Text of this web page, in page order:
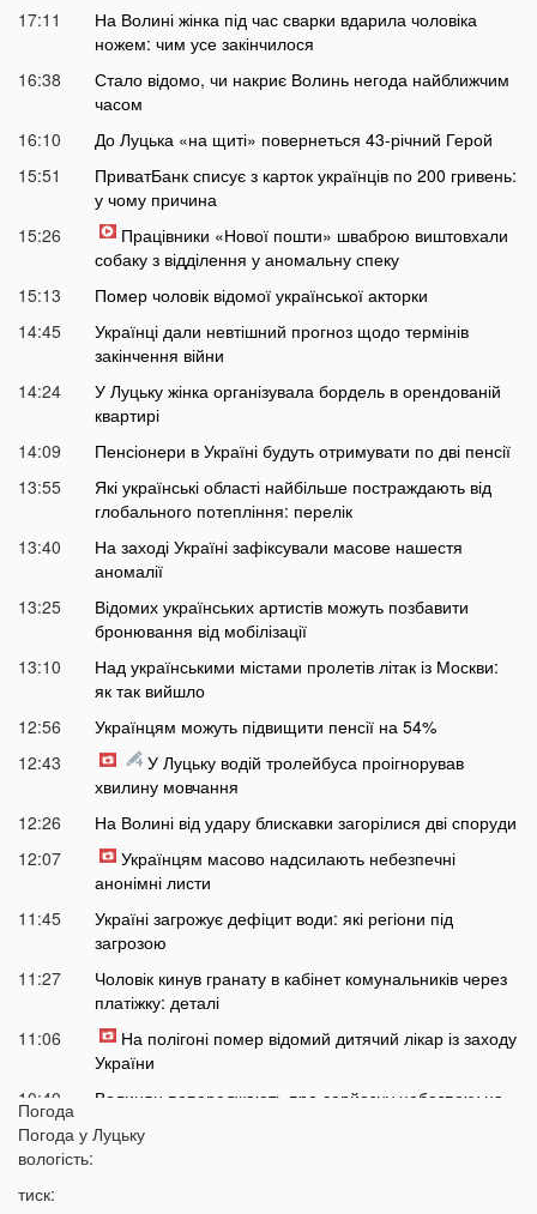
17:11
На Волині жінка під час сварки вдарила чоловіка
ножем: чим усе закінчилося
16:38
Стало відомо, чи накриє Волинь негода найближчим
часом
16:10
До Луцька «на щиті» повернеться 43-річний Герой
15:51
ПриватБанк списує з карток українців по 200 гривень:
у чому причина
15:26
Працівники «Нової пошти» шваброю виштовхали
собаку з відділення у аномальну спеку
15:13
Помер чоловік відомої української акторки
14:45
Українці дали невтішний прогноз щодо термінів
закінчення війни
14:24
У Луцьку жінка організувала бордель в орендованій
квартирі
14:09
Пенсіонери в Україні будуть отримувати по дві пенсії
13:55
Які українські області найбільше постраждають від
глобального потепління: перелік
13:40
На заході Україні зафіксували масове нашестя
аномалії
13:25
Відомих українських артистів можуть позбавити
бронювання від мобілізації
13:10
Над українськими містами пролетів літак із Москви:
як так вийшло
12:56
Українцям можуть підвищити пенсії на 54%
12:43
У Луцьку водій тролейбуса проігнорував
хвилину мовчання
12:26
На Волині від удару блискавки загорілися дві споруди
12:07
Українцям масово надсилають небезпечні
анонімні листи
11:45
Україні загрожує дефіцит води: які регіони під
загрозою
11:27
Чоловік кинув гранату в кабінет комунальників через
платіжку: деталі
11:06
На полігоні помер відомий дитячий лікар із заходу
України
10:40
Волинян попереджають про серйозну небезпеку на
10:15
Погода
Погода у Луцьку
вологість:
тиск: